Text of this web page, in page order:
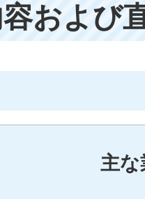
および
主な